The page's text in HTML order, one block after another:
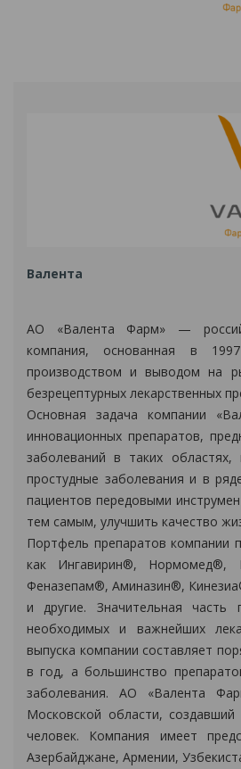
Валента
АО «Валента Фарм» —
компания, основанная в
производством и выводом на
безрецептурных лекарственных
Основная задача компании
инновационных препаратов,
заболеваний в таких областях,
простудные заболевания и в
пациентов передовыми
тем самым, улучшить качество
Портфель препаратов компании
как Ингавирин®, Нормомед®,
Феназепам®, Аминазин®,
и другие. Значительная
необходимых и важнейших
выпуска компании составляет
в год, а большинство
заболевания. АО «Валента
Московской области,
человек. Компания имеет
Азербайджане, Армении,